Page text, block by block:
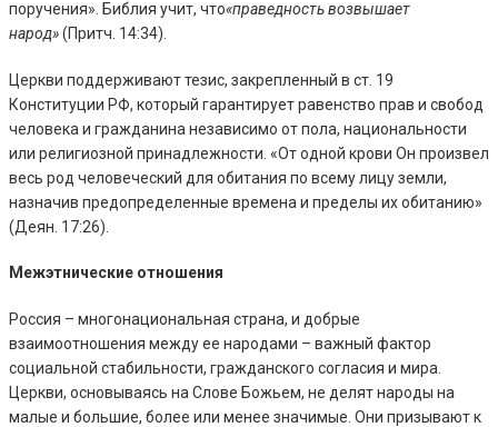
поручения». Библия учит, что«праведность возвышает
народ»(Притч. 14:34).
Церкви поддерживают тезис, закрепленный в ст. 19
Конституции РФ, который гарантирует равенство прав и свобод
человека и гражданина независимо от пола, национальности
или религиозной принадлежности. «От одной крови Он произвел
весь род человеческий для обитания по всему лицу земли,
назначив предопределенные времена и пределы их обитанию»
(Деян. 17:26).
Межэтнические отношения
Россия – многонациональная страна, и добрые
взаимоотношения между ее народами – важный фактор
социальной стабильности, гражданского согласия и мира.
Церкви, основываясь на Слове Божьем, не делят народы на
малые и большие, более или менее значимые. Они призывают к